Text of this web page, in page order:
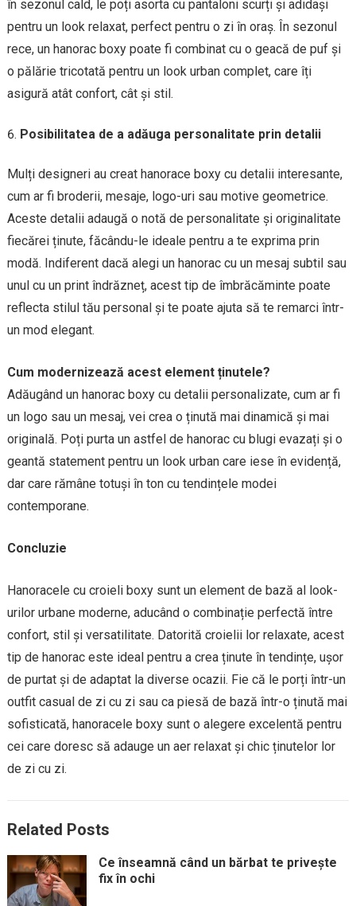
în sezonul cald, le poți asorta cu pantaloni scurți și adidași
pentru un look relaxat, perfect pentru o zi în oraș. În sezonul
rece, un hanorac boxy poate fi combinat cu o geacă de puf și
o pălărie tricotată pentru un look urban complet, care îți
asigură atât confort, cât și stil.
Posibilitatea de a adăuga personalitate prin detalii
Mulți designeri au creat hanorace boxy cu detalii interesante,
cum ar fi broderii, mesaje, logo-uri sau motive geometrice.
Aceste detalii adaugă o notă de personalitate și originalitate
fiecărei ținute, făcându-le ideale pentru a te exprima prin
modă. Indiferent dacă alegi un hanorac cu un mesaj subtil sau
unul cu un print îndrăzneț, acest tip de îmbrăcăminte poate
reflecta stilul tău personal și te poate ajuta să te remarci într-
un mod elegant.
Cum modernizează acest element ținutele?
Adăugând un hanorac boxy cu detalii personalizate, cum ar fi
un logo sau un mesaj, vei crea o ținută mai dinamică și mai
originală. Poți purta un astfel de hanorac cu blugi evazați și o
geantă statement pentru un look urban care iese în evidență,
dar care rămâne totuși în ton cu tendințele modei
contemporane.
Concluzie
Hanoracele cu croieli boxy sunt un element de bază al look-
urilor urbane moderne, aducând o combinație perfectă între
confort, stil și versatilitate. Datorită croielii lor relaxate, acest
tip de hanorac este ideal pentru a crea ținute în tendințe, ușor
de purtat și de adaptat la diverse ocazii. Fie că le porți într-un
outfit casual de zi cu zi sau ca piesă de bază într-o ținută mai
sofisticată, hanoracele boxy sunt o alegere excelentă pentru
cei care doresc să adauge un aer relaxat și chic ținutelor lor
de zi cu zi.
Related Posts
Ce înseamnă când un bărbat te privește
fix în ochi